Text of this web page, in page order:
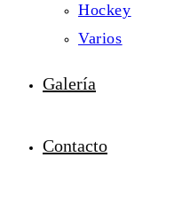
Hockey
Varios
Galería
Contacto